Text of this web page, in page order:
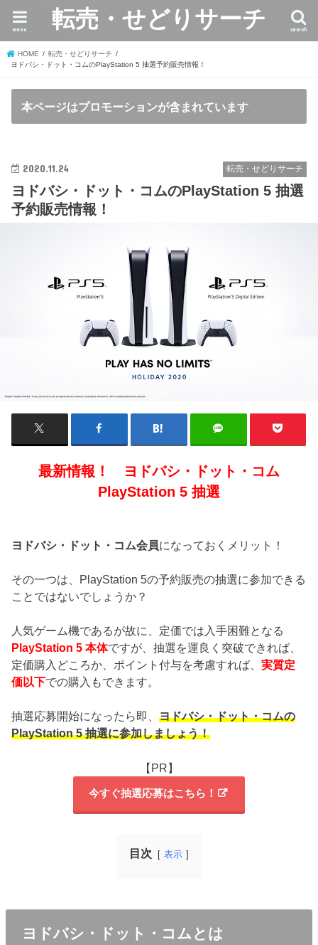
転売・せどりサーチ search
menu
HOME
転売・せどりサーチ
ヨドバシ・ドット・コムのPlayStation 5 抽選予約販売情報！
本ページはプロモーションが含まれています
転売・せどりサーチ
2020.11.24
ヨドバシ・ドット・コムのPlayStation 5 抽選
予約販売情報！
最新情報！ ヨドバシ・ドット・コム
PlayStation 5 抽選
ヨドバシ・ドット・コム会員になっておくメリット！
その一つは、PlayStation 5の予約販売の抽選に参加できる
ことではないでしょうか？
人気ゲーム機であるが故に、定価では入手困難となる
PlayStation 5 本体ですが、抽選を運良く突破できれば、
定価購入どころか、ポイント付与を考慮すれば、実質定
価以下での購入もできます。
抽選応募開始になったら即、ヨドバシ・ドット・コムの
PlayStation 5 抽選に参加しましょう！
【PR】
今すぐ抽選応募はこちら！
目次 表示
ヨドバシ・ドット・コムとは